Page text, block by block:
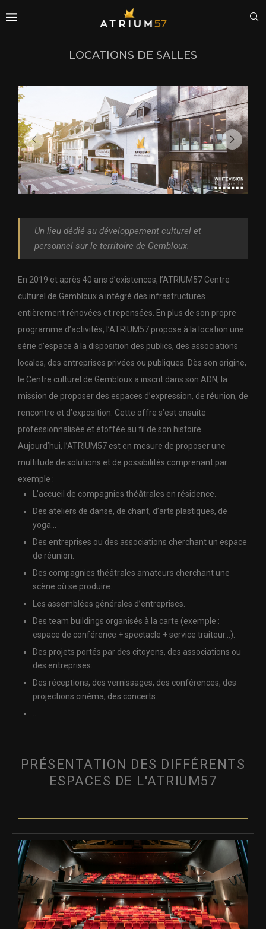
LOCATIONS DE SALLES
Un lieu dédié au développement culturel et
personnel sur le territoire de Gembloux.
En 2019 et après 40 ans d’existences, l’ATRIUM57 Centre
culturel de Gembloux a intégré des infrastructures
entièrement rénovées et repensées. En plus de son propre
programme d’activités, l’ATRIUM57 propose à la location une
série d’espace à la disposition des publics, des associations
locales, des entreprises privées ou publiques. Dès son origine,
le Centre culturel de Gembloux a inscrit dans son ADN, la
mission de proposer des espaces d’expression, de réunion, de
rencontre et d’exposition. Cette offre s’est ensuite
professionnalisée et étoffée au fil de son histoire.
Aujourd’hui, l’ATRIUM57 est en mesure de proposer une
multitude de solutions et de possibilités comprenant par
exemple :
L’accueil de compagnies théâtrales en résidence.
Des ateliers de danse, de chant, d’arts plastiques, de
yoga…
Des entreprises ou des associations cherchant un espace
de réunion.
Des compagnies théâtrales amateurs cherchant une
scène où se produire.
Les assemblées générales d’entreprises.
Des team buildings organisés à la carte (exemple :
espace de conférence + spectacle + service traiteur…).
Des projets portés par des citoyens, des associations ou
des entreprises.
Des réceptions, des vernissages, des conférences, des
projections cinéma, des concerts.
PRÉSENTATION DES DIFFÉRENTS
ESPACES DE L'ATRIUM57